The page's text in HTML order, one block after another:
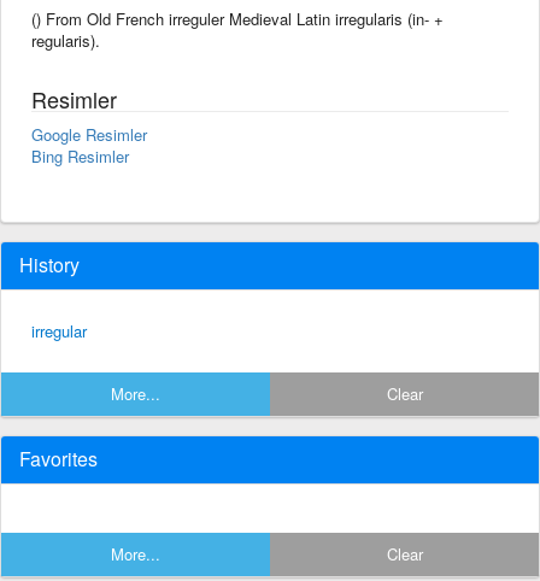
() From Old French irreguler Medieval Latin irregularis (in- +
regularis).
Resimler
Google Resimler
Bing Resimler
History
irregular
More... Clear
Favorites
More... Clear